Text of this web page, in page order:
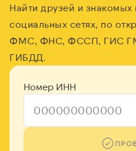
Найти друзей и
социальных сетях, по
ФМС, ФНС, ФССП, ГИС
ГИБДД.
Номер ИНН